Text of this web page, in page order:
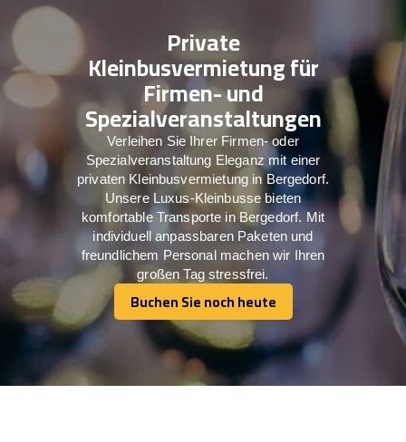
Private
Kleinbusvermietung für
Firmen- und
Spezialveranstaltungen
Verleihen Sie Ihrer Firmen- oder
Spezialveranstaltung Eleganz mit einer
privaten Kleinbusvermietung in Bergedorf.
Unsere Luxus-Kleinbusse bieten
komfortable Transporte in Bergedorf. Mit
individuell anpassbaren Paketen und
freundlichem Personal machen wir Ihren
großen Tag stressfrei.
Buchen Sie noch heute
Buchen Sie noch heute